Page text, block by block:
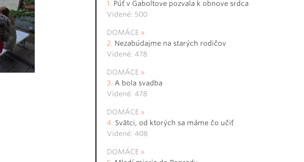
Púť v Gaboltove pozvala k obnove srdca
Videné: 500
DOMÁCE
Nezabúdajme na starých rodičov
Videné: 478
DOMÁCE
A bola svadba
Videné: 478
DOMÁCE
Svätci, od ktorých sa máme čo učiť
Videné: 408
DOMÁCE